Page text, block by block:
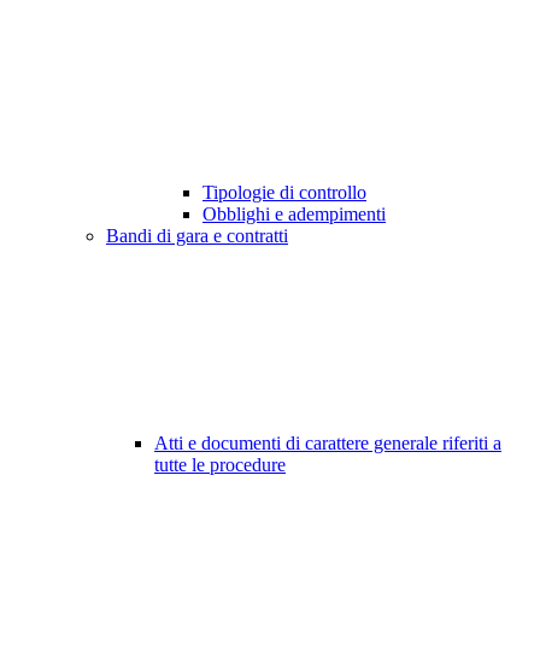
Tipologie di controllo
Obblighi e adempimenti
Bandi di gara e contratti
Atti e documenti di carattere generale riferiti a
tutte le procedure